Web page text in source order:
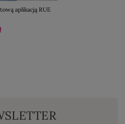
aplikacją RUE